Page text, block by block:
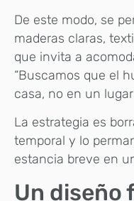
De este modo, se
maderas claras,
que invita a
“Buscamos que el
casa, no en un lugar
La estrategia es
temporal y lo
estancia breve en
Un diseño